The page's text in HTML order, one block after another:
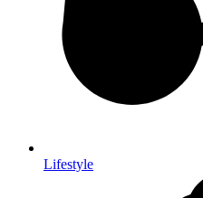
Lifestyle